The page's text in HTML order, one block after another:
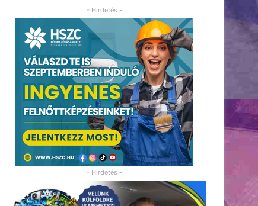
- Hirdetés -
- Hirdetés -